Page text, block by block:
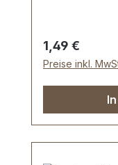
Regulärer
1,49 €
Preise inkl.